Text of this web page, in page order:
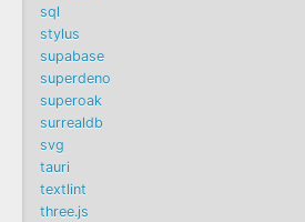
sql
stylus
supabase
superdeno
superoak
surrealdb
svg
tauri
textlint
three.js